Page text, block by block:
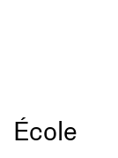
École